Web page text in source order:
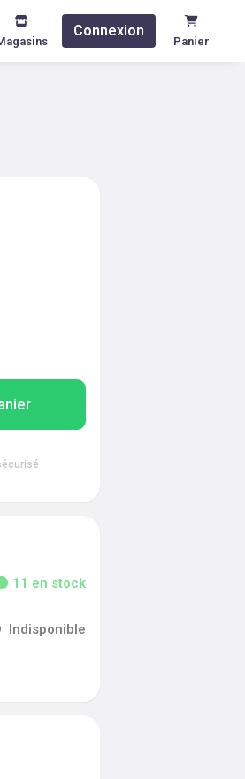
Connexion
Panier
11 en stock
Indisponible